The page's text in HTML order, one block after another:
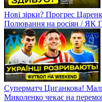
Нові зірки? Прогрес
Полювання на росіян /
Суперматч Циганкова!
Миколенко чекає на